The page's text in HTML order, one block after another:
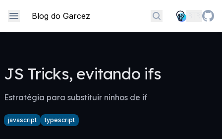
Blog do Garcez
Encontre
JS Tricks, evitando ifs
Estratégia para substituir ninhos de if
javascript typescript